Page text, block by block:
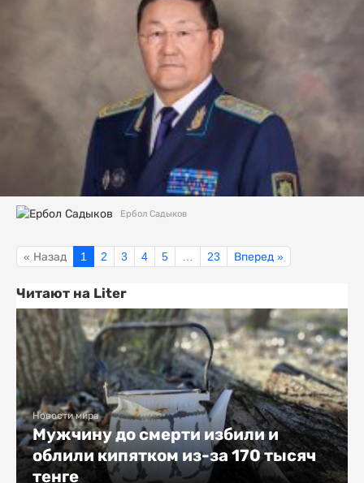
Ербол Садыков
« Назад 1 2 3 4 5 23 Вперед »
Читают на Liter
Новости мира
Мужчину до смерти избили и
облили кипятком из-за 170 тысяч
тенге